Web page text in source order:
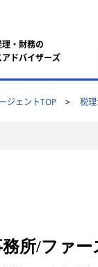
・財務の
ドバイザーズ
ジェントTOP 税
務所/ファ